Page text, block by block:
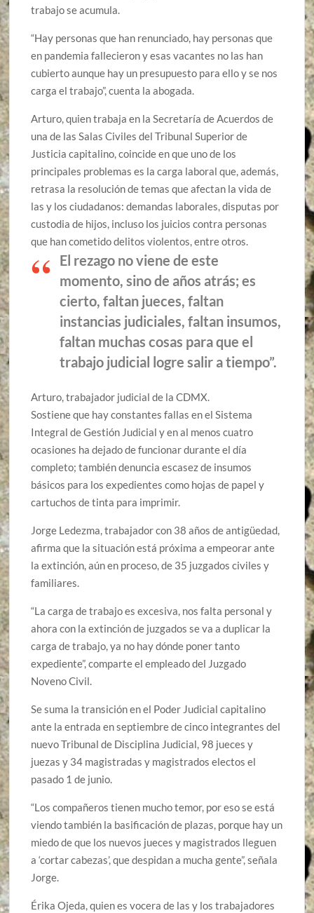
trabajo se acumula.
“Hay personas que han renunciado, hay personas que
en pandemia fallecieron y esas vacantes no las han
cubierto aunque hay un presupuesto para ello y se nos
carga el trabajo”, cuenta la abogada.
Arturo, quien trabaja en la Secretaría de Acuerdos de
una de las Salas Civiles del Tribunal Superior de
Justicia capitalino, coincide en que uno de los
principales problemas es la carga laboral que, además,
retrasa la resolución de temas que afectan la vida de
las y los ciudadanos: demandas laborales, disputas por
custodia de hijos, incluso los juicios contra personas
que han cometido delitos violentos, entre otros.
El rezago no viene de este
momento, sino de años atrás; es
cierto, faltan jueces, faltan
instancias judiciales, faltan insumos,
faltan muchas cosas para que el
trabajo judicial logre salir a tiempo”.
Arturo, trabajador judicial de la CDMX.
Sostiene que hay constantes fallas en el Sistema
Integral de Gestión Judicial y en al menos cuatro
ocasiones ha dejado de funcionar durante el día
completo; también denuncia escasez de insumos
básicos para los expedientes como hojas de papel y
cartuchos de tinta para imprimir.
Jorge Ledezma, trabajador con 38 años de antigüedad,
afirma que la situación está próxima a empeorar ante
la extinción, aún en proceso, de 35 juzgados civiles y
familiares.
“La carga de trabajo es excesiva, nos falta personal y
ahora con la extinción de juzgados se va a duplicar la
carga de trabajo, ya no hay dónde poner tanto
expediente”, comparte el empleado del Juzgado
Noveno Civil.
Se suma la transición en el Poder Judicial capitalino
ante la entrada en septiembre de cinco integrantes del
nuevo Tribunal de Disciplina Judicial, 98 jueces y
juezas y 34 magistradas y magistrados electos el
pasado 1 de junio.
“Los compañeros tienen mucho temor, por eso se está
viendo también la basificación de plazas, porque hay un
miedo de que los nuevos jueces y magistrados lleguen
a ‘cortar cabezas’, que despidan a mucha gente”, señala
Jorge.
Érika Ojeda, quien es vocera de las y los trabajadores